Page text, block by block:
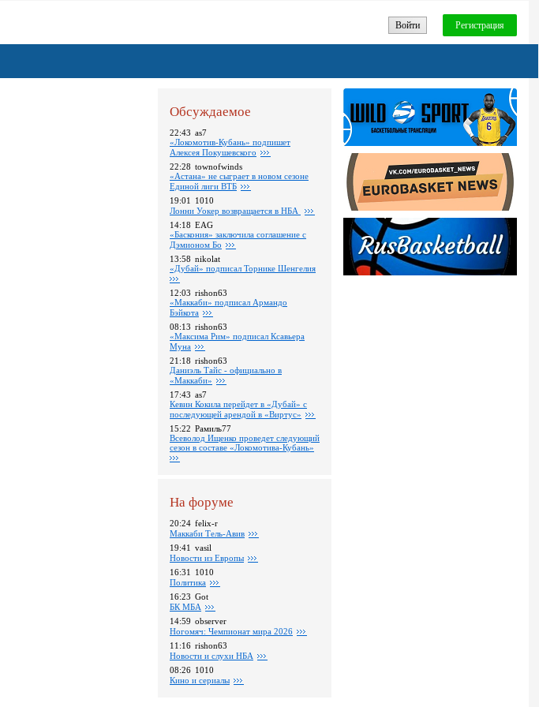
Войти Регистрация
Обсуждаемое
22:43 as7
«Локомотив-Кубань» подпишет
Алексея Покушевского
22:28 townofwinds
«Астана» не сыграет в новом сезоне
Единой лиги ВТБ
19:01
1010
Лонни Уокер возвращается в НБА
14:18 EAG
«Баскония» заключила соглашение с
Дэмионом Бо
13:58 nikolat
«Дубай» подписал Торнике Шенгелия
12:03 rishon63
«Маккаби» подписал Армандо
Бэйкота
08:13 rishon63
«Максима Рим» подписал Ксавьера
Муна
21:18 rishon63
Даниэль Тайс - официально в
«Маккаби»
17:43 as7
Кевин Кокила перейдет в «Дубай» с
последующей арендой в «Виртус»
15:22 Рамиль77
Всеволод Ищенко проведет следующий
сезон в составе «Локомотива-Кубань»
На форуме
20:24 felix-r
Маккаби Тель-Авив
19:41 vasil
Новости из Европы
16:31
1010
Политика
16:23 Got
БК МБА
14:59 observer
Ногомяч: Чемпионат мира 2026
11:16 rishon63
Новости и слухи НБА
08:26 1010
Кино и сериалы